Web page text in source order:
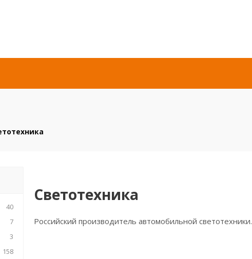
Светотехника
Российский производитель автомобильной светотехники.
40
7
3
158